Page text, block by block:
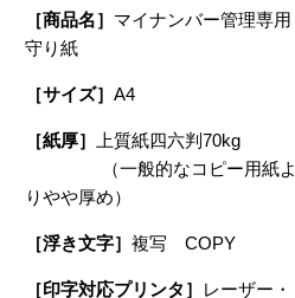
［商品名］ マイナンバー管理専用
守り紙
［サイズ］A4
［紙厚］
上質紙四六判70kg
（一般的なコピー用紙よ
りやや厚め）
［浮き文字］複写 COPY
［印字対応プリンタ］
レーザー・